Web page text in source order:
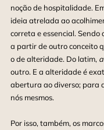
noção de hospitalidade.
ideia atrelada ao
correta e essencial. Sendo
a partir de outro conceito
o de alteridade. Do latim,
outro. E a alteridade é
abertura ao diverso; para
nós mesmos.
Por isso, também, os